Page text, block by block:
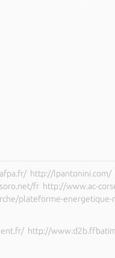
http://lpantonini.com/
fr http://www.ac-
plateforme-
http://